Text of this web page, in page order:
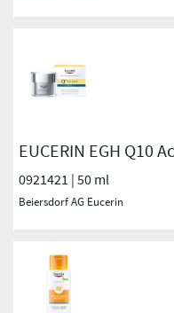
EUCERIN EGH Q10
0921421 | 50 ml
Beiersdorf AG Eucerin